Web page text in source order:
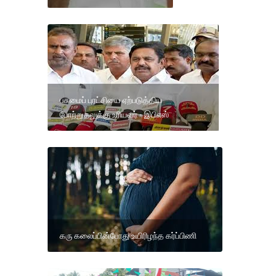
பசுமைப் புரட்சியை ஏற்படுத்திய
போற்றுதலுக்கு உரியவர் - இபிஎஸ்
கரு கலைப்பின்போது உயிரிழந்த கர்ப்பிணி